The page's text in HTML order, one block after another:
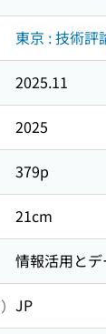
東京 : 技術評
2025.11
2025
379p
21cm
情報活用と
JP